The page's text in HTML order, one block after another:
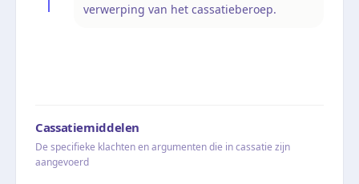
verwerping van het cassatieberoep.
Cassatiemiddelen
De specifieke klachten en argumenten die in cassatie zijn
aangevoerd